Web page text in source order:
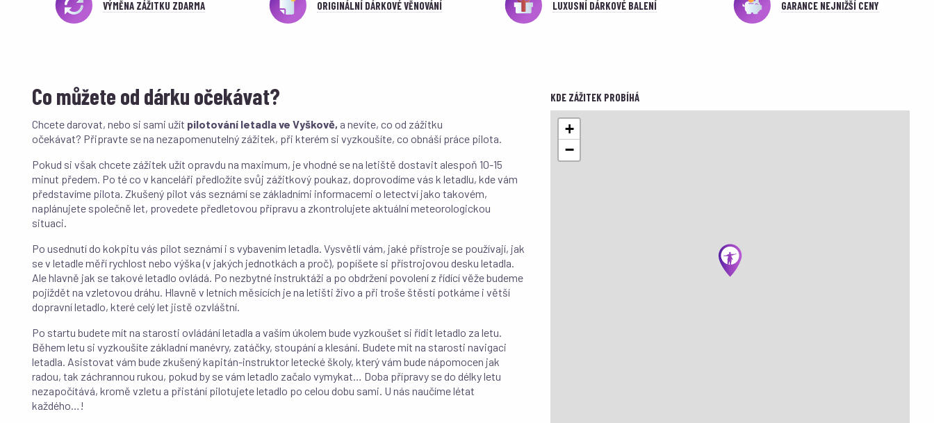
VÝMĚNA ZÁŽITKU ZDARMA ORIGINÁLNÍ DÁRKOVÉ VĚNOVÁNÍ LUXUSNÍ DÁRKOVÉ BALENÍ GARANCE NEJNIŽŠÍ CENY
Co můžete od dárku očekávat?
Chcete darovat, nebo si sami užít pilotování letadla ve Vyškově, a nevíte, co od zážitku
očekávat? Připravte se na nezapomenutelný zážitek, při kterém si vyzkoušíte, co obnáší práce pilota.
Pokud si však chcete zážitek užít opravdu na maximum, je vhodné se na letiště dostavit alespoň 10-15
minut předem. Po té co v kanceláři předložíte svůj zážitkový poukaz, doprovodíme vás k letadlu, kde vám
představíme pilota. Zkušený pilot vás seznámí se základními informacemi o letectví jako takovém,
naplánujete společně let, provedete předletovou přípravu a zkontrolujete aktuální meteorologickou
situaci.
Po usednutí do kokpitu vás pilot seznámí i s vybavením letadla. Vysvětlí vám, jaké přístroje se používají, jak
se v letadle měří rychlost nebo výška (v jakých jednotkách a proč), popíšete si přístrojovou desku letadla.
Ale hlavně jak se takové letadlo ovládá. Po nezbytné instruktáži a po obdržení povolení z řídící věže budeme
pojíždět na vzletovou dráhu. Hlavně v letních měsících je na letišti živo a při troše štěstí potkáme i větší
dopravní letadlo, které celý let jistě ozvláštní.
Po startu budete mít na starosti ovládání letadla a vaším úkolem bude vyzkoušet si řídit letadlo za letu.
Během letu si vyzkoušíte základní manévry, zatáčky, stoupání a klesání. Budete mít na starosti navigaci
letadla. Asistovat vám bude zkušený kapitán-instruktor letecké školy, který vám bude nápomocen jak
radou, tak záchrannou rukou, pokud by se vám letadlo začalo vymykat… Doba přípravy se do délky letu
nezapočítává, kromě vzletu a přistání pilotujete letadlo po celou dobu sami. U nás naučíme létat
každého…!
KDE ZÁŽITEK PROBÍHÁ
+
−